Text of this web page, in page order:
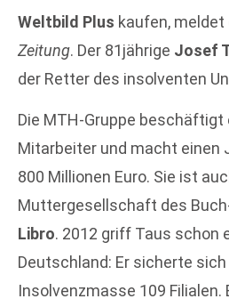
Weltbild Plus kaufen, meldet
Zeitung. Der 81jährige Josef
der Retter des insolventen
Die MTH-Gruppe beschäftigt
Mitarbeiter und macht einen
800 Millionen Euro. Sie ist
Muttergesellschaft des
Libro. 2012 griff Taus schon
Deutschland: Er sicherte
Insolvenzmasse 109 Filialen.